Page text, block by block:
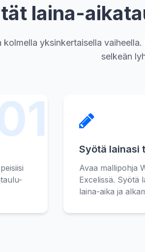
laina-
kolmella yksinkertaisella
selkeän
Syötä lainasi
Avaa mallipohja
Excelissä. Syötä
laina-aika ja